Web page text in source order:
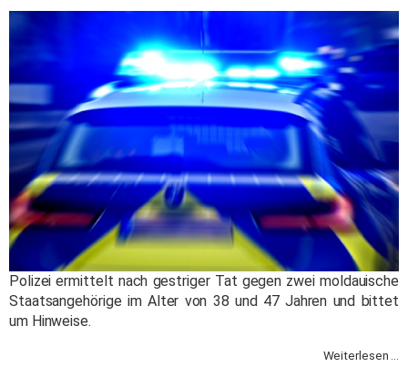
Polizei ermittelt nach gestriger Tat gegen zwei moldauische
Staatsangehörige im Alter von 38 und 47 Jahren und bittet
um Hinweise.
Weiterlesen ...